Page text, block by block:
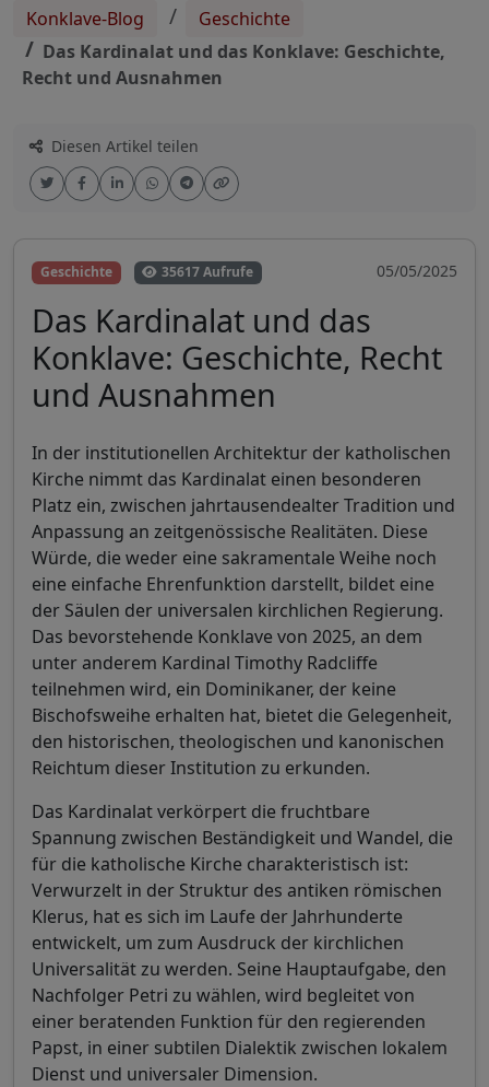
Konklave-Blog
Geschichte
Das Kardinalat und das Konklave: Geschichte,
Recht und Ausnahmen
Diesen Artikel teilen
Geschichte 35617 Aufrufe 05/05/2025
Das Kardinalat und das
Konklave: Geschichte, Recht
und Ausnahmen
In der institutionellen Architektur der katholischen
Kirche nimmt das Kardinalat einen besonderen
Platz ein, zwischen jahrtausendealter Tradition und
Anpassung an zeitgenössische Realitäten. Diese
Würde, die weder eine sakramentale Weihe noch
eine einfache Ehrenfunktion darstellt, bildet eine
der Säulen der universalen kirchlichen Regierung.
Das bevorstehende Konklave von 2025, an dem
unter anderem Kardinal Timothy Radcliffe
teilnehmen wird, ein Dominikaner, der keine
Bischofsweihe erhalten hat, bietet die Gelegenheit,
den historischen, theologischen und kanonischen
Reichtum dieser Institution zu erkunden.
Das Kardinalat verkörpert die fruchtbare
Spannung zwischen Beständigkeit und Wandel, die
für die katholische Kirche charakteristisch ist:
Verwurzelt in der Struktur des antiken römischen
Klerus, hat es sich im Laufe der Jahrhunderte
entwickelt, um zum Ausdruck der kirchlichen
Universalität zu werden. Seine Hauptaufgabe, den
Nachfolger Petri zu wählen, wird begleitet von
einer beratenden Funktion für den regierenden
Papst, in einer subtilen Dialektik zwischen lokalem
Dienst und universaler Dimension.